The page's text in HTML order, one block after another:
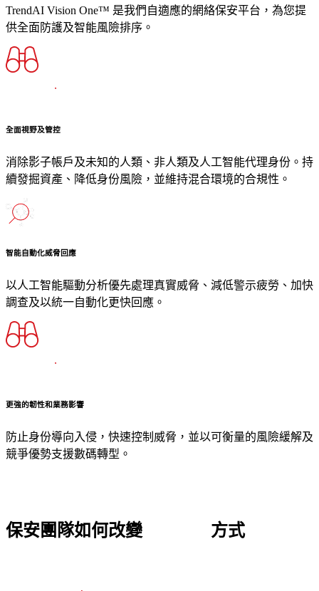
TrendAI Vision One™ 是我們自適應的網絡保安平台，為您提
供全面防護及智能風險排序。
全面視野及管控
消除影子帳戶及未知的人類、非人類及人工智能代理身份。持
續發掘資產、降低身份風險，並維持混合環境的合規性。
智能自動化威脅回應
以人工智能驅動分析優先處理真實威脅、減低警示疲勞、加快
調查及以統一自動化更快回應。
更強的韌性和業務影響
防止身份導向入侵，快速控制威脅，並以可衡量的風險緩解及
競爭優勢支援數碼轉型。
保安團隊如何改變 方式